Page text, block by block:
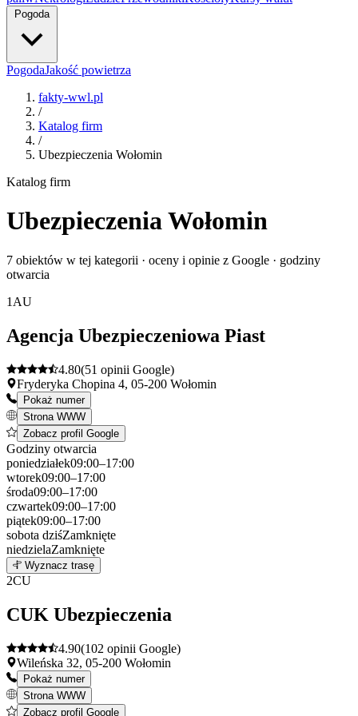
Pogoda
PogodaJakość powietrza
fakty-wwl.pl
/
Katalog firm
/
Ubezpieczenia Wołomin
Katalog firm
Ubezpieczenia Wołomin
7 obiektów w tej kategorii · oceny i opinie z Google · godziny
otwarcia
1 AU
Agencja Ubezpieczeniowa Piast
4.80(51 opinii Google)
Fryderyka Chopina 4, 05-200 Wołomin
Pokaż numer
Strona WWW
Zobacz profil Google
Godziny otwarcia
poniedziałek09:00–17:00
wtorek09:00–17:00
środa09:00–17:00
czwartek09:00–17:00
piątek09:00–17:00
sobota dziśZamknięte
niedzielaZamknięte
+
Wyznacz trasę
2CU
CUK Ubezpieczenia
4.90(102 opinii Google)
Wileńska 32, 05-200 Wołomin
Pokaż numer
Strona WWW
Zobacz profil Google